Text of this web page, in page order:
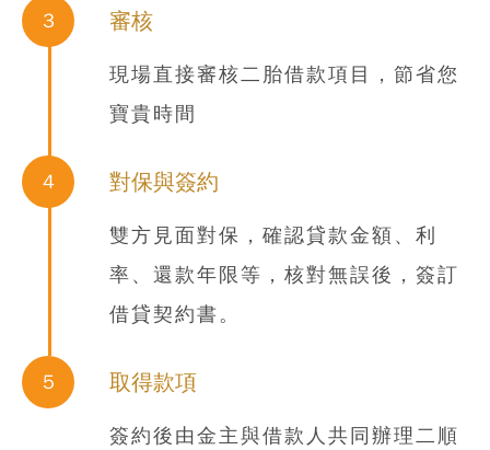
3 審核
現場直接審核二胎借款項目，節省您
寶貴時間
4 對保與簽約
雙方見面對保，確認貸款金額、利
率、還款年限等，核對無誤後，簽訂
借貸契約書。
5 取得款項
簽約後由金主與借款人共同辦理二順